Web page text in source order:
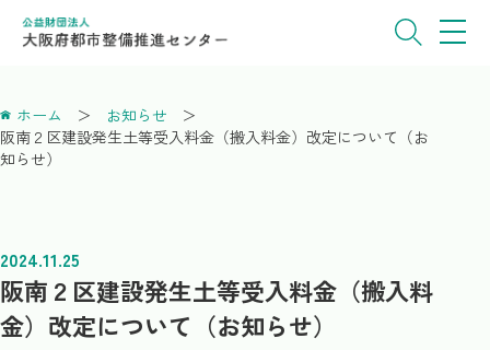
ホーム
お知らせ
阪南２区建設発生土等受入料金（搬入料金）改定について（お
知らせ）
2024.11.25
阪南２区建設発生土等受入料金（搬入料
金）改定について（お知らせ）